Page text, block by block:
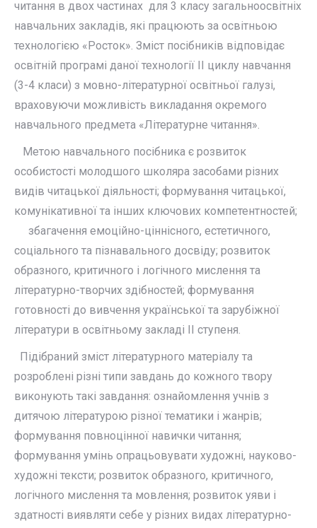
читання в двох частинах для 3 класу загальноосвітніх
навчальних закладів, які працюють за освітньою
технологією «Росток». Зміст посібників відповідає
освітній програмі даної технології ІІ циклу навчання
(3-4 класи) з мовно-літературної освітньої галузі,
враховуючи можливість викладання окремого
навчального предмета «Літературне читання».
Метою навчального посібника є розвиток
особистості молодшого школяра засобами різних
видів читацької діяльності; формування читацької,
комунікативної та інших ключових компетентностей;
збагачення емоційно-ціннісного, естетичного,
соціального та пізнавального досвіду; розвиток
образного, критичного і логічного мислення та
літературно-творчих здібностей; формування
готовності до вивчення української та зарубіжної
літератури в освітньому закладі ІІ ступеня.
Підібраний зміст літературного матеріалу та
розроблені різні типи завдань до кожного твору
виконують такі завдання: ознайомлення учнів з
дитячою літературою різної тематики і жанрів;
формування повноцінної навички читання;
формування умінь опрацьовувати художні, науково-
художні тексти; розвиток образного, критичного,
логічного мислення та мовлення; розвиток уяви і
здатності виявляти себе у різних видах літературно-